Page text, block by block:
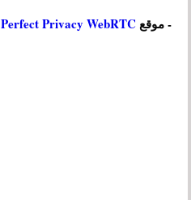
- موقع Perfect Privacy WebRTC